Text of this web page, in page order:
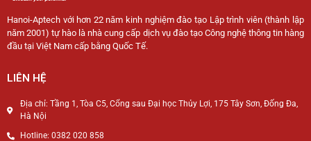
Hanoi-Aptech với hơn 22 năm kinh nghiệm đào tạo Lập trình viên (thành lập
năm 2001) tự hào là nhà cung cấp dịch vụ đào tạo Công nghệ thông tin hàng
đầu tại Việt Nam cấp bằng Quốc Tế.
LIÊN HỆ
Địa chỉ: Tầng 1, Tòa C5, Cổng sau Đại học Thủy Lợi, 175 Tây Sơn, Đống Đa,
Hà Nội
Hotline: 0382 020 858